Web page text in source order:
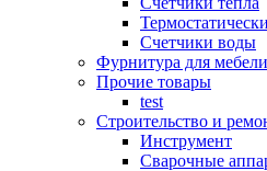
Счетчики воды
Фурнитура для мебели
Прочие товары
test
Строительство и
Инструмент
Сварочные